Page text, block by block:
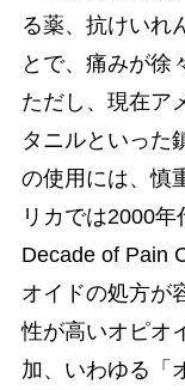
る薬、抗けいれ
とで、痛みが徐
ただし、現在ア
タニルといった
の使用には、慎
リカでは2000
Decade of Pain
オイドの処方が
性が高いオピオ
加、いわゆる「